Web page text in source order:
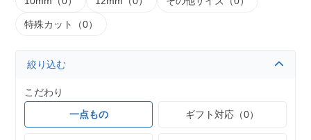
特殊カット（0）
絞り込む
こだわり
一点もの
ギフト対応（0）